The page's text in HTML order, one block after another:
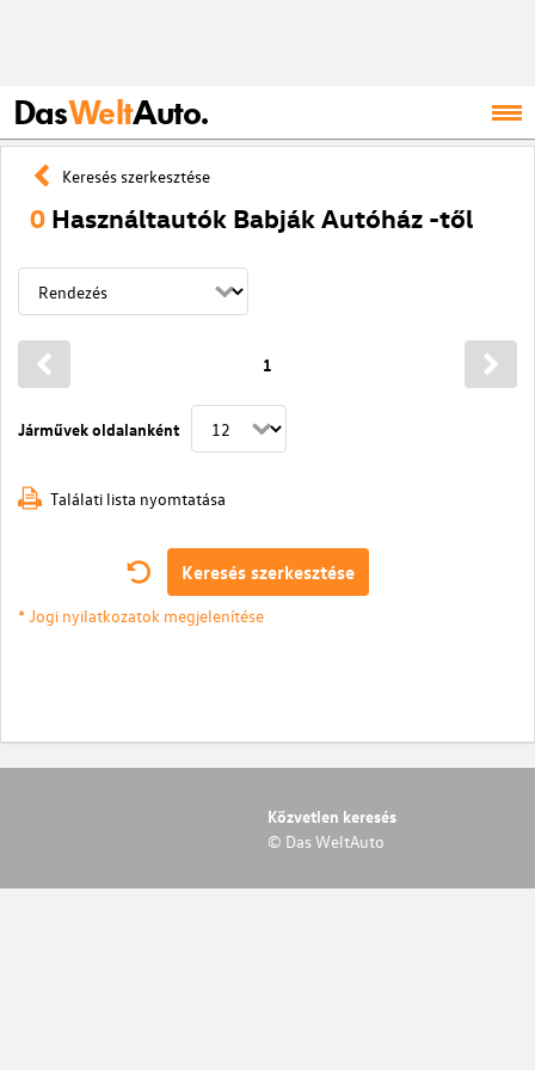
DasWeltAuto.
Keresés szerkesztése
0 Használtautók Babják Autóház -től
Járművek oldalanként
1
Találati lista nyomtatása
Keresés szerkesztése
* Jogi nyilatkozatok megjelenítése
Közvetlen keresés
© Das WeltAuto